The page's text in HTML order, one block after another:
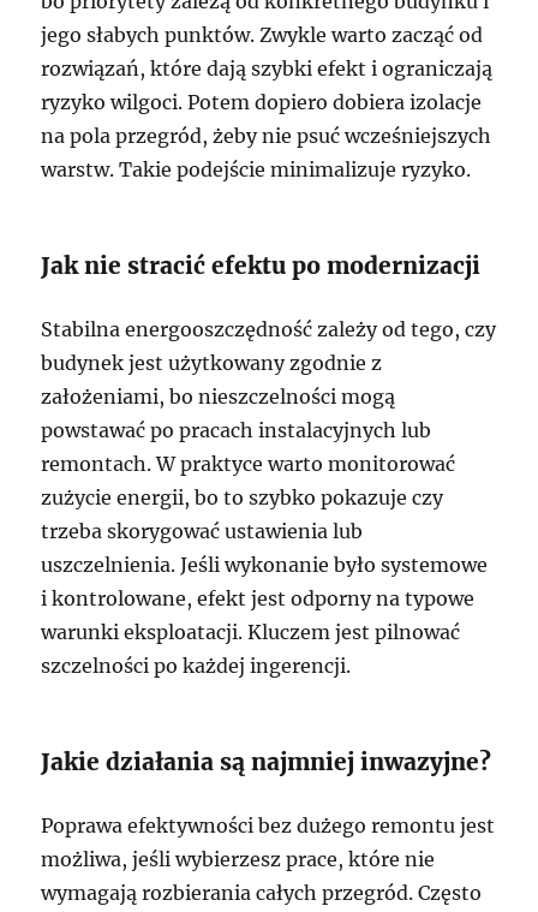
jego słabych punktów. Zwykle warto zacząć od
rozwiązań, które dają szybki efekt i ograniczają
ryzyko wilgoci. Potem dopiero dobiera izolacje
na pola przegród, żeby nie psuć wcześniejszych
warstw. Takie podejście minimalizuje ryzyko.
Jak nie stracić efektu po modernizacji
Stabilna energooszczędność zależy od tego, czy
budynek jest użytkowany zgodnie z
założeniami, bo nieszczelności mogą
powstawać po pracach instalacyjnych lub
remontach. W praktyce warto monitorować
zużycie energii, bo to szybko pokazuje czy
trzeba skorygować ustawienia lub
uszczelnienia. Jeśli wykonanie było systemowe
i kontrolowane, efekt jest odporny na typowe
warunki eksploatacji. Kluczem jest pilnować
szczelności po każdej ingerencji.
Jakie działania są najmniej inwazyjne?
Poprawa efektywności bez dużego remontu jest
możliwa, jeśli wybierzesz prace, które nie
wymagają rozbierania całych przegród. Często